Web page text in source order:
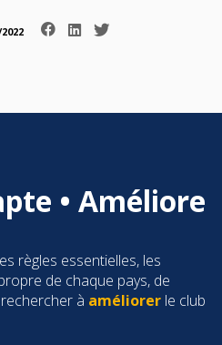
• Améliore
règles essentielles, les
de chaque pays, de
à améliorer le club